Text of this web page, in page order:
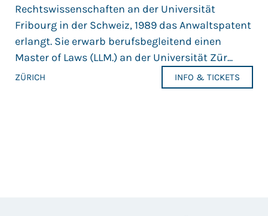
Rechtswissenschaften an der Universität
Fribourg in der Schweiz, 1989 das Anwaltspatent
erlangt. Sie erwarb berufsbegleitend einen
Master of Laws (LLM.) an der Universität Zür...
ZÜRICH INFO & TICKETS